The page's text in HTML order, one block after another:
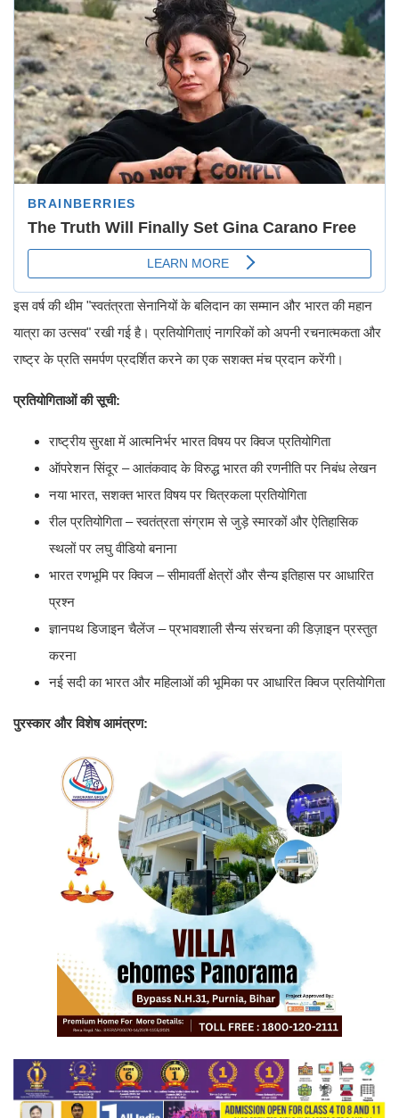
इस वर्ष की थीम "स्वतंत्रता सेनानियों के बलिदान का सम्मान और भारत की महान
यात्रा का उत्सव" रखी गई है। प्रतियोगिताएं नागरिकों को अपनी रचनात्मकता और
राष्ट्र के प्रति समर्पण प्रदर्शित करने का एक सशक्त मंच प्रदान करेंगी।
प्रतियोगिताओं की सूची:
राष्ट्रीय सुरक्षा में आत्मनिर्भर भारत विषय पर क्विज प्रतियोगिता
ऑपरेशन सिंदूर – आतंकवाद के विरुद्ध भारत की रणनीति पर निबंध लेखन
नया भारत, सशक्त भारत विषय पर चित्रकला प्रतियोगिता
रील प्रतियोगिता – स्वतंत्रता संग्राम से जुड़े स्मारकों और ऐतिहासिक
स्थलों पर लघु वीडियो बनाना
भारत रणभूमि पर क्विज – सीमावर्ती क्षेत्रों और सैन्य इतिहास पर आधारित
प्रश्न
ज्ञानपथ डिजाइन चैलेंज – प्रभावशाली सैन्य संरचना की डिज़ाइन प्रस्तुत
करना
नई सदी का भारत और महिलाओं की भूमिका पर आधारित क्विज प्रतियोगिता
पुरस्कार और विशेष आमंत्रण: